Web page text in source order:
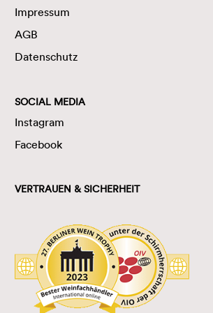
Impressum
AGB
Datenschutz
SOCIAL MEDIA
Instagram
Facebook
VERTRAUEN & SICHERHEIT